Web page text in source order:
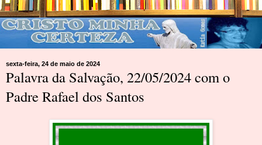
sexta-feira, 24 de maio de 2024
Palavra da Salvação, 22/05/2024 com o
Padre Rafael dos Santos